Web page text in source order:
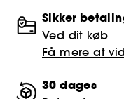
Sikker
Ved dit køb
Få mere at
30 dages